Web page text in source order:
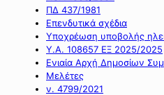
ΠΔ 437/1981
Επενδυτικά σχέδια
Υποχρέωση υποβολής
Υ.Α. 108657 ΕΞ 2025/2025
Ενιαία Αρχή Δημοσίων
Μελέτες
ν. 4799/2021